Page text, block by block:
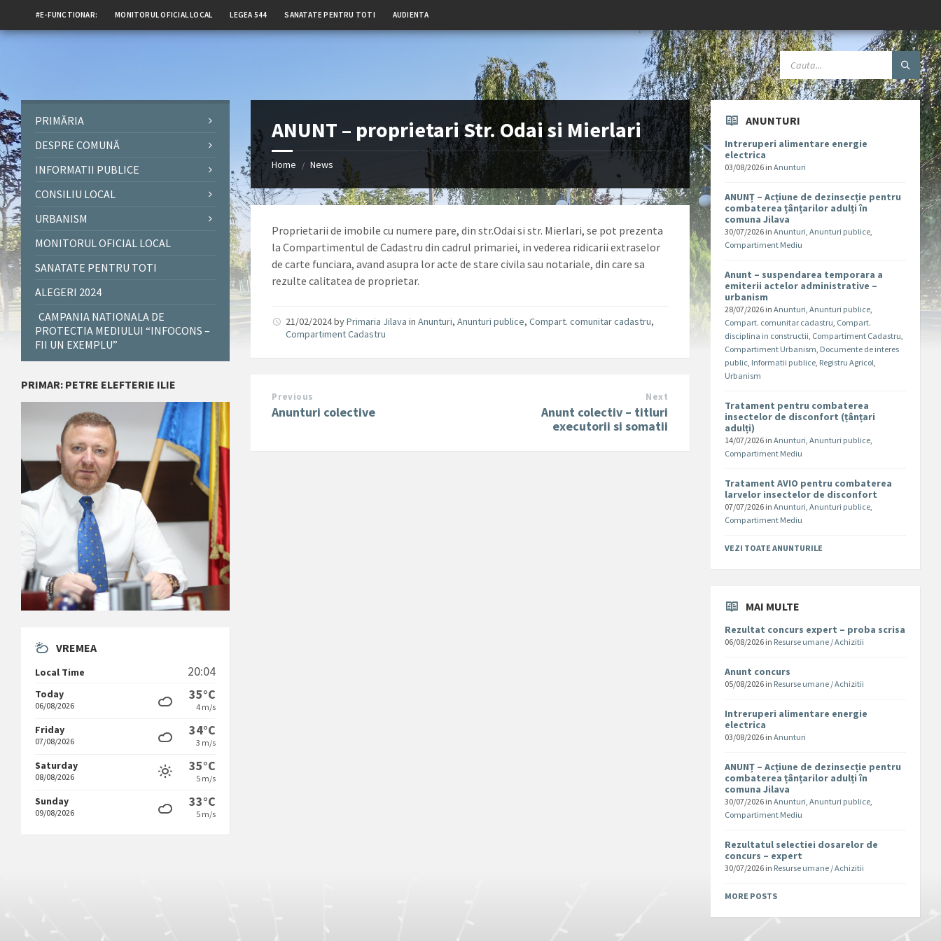
#E-FUNCTIONAR: MONITORUL OFICIAL LOCAL LEGEA 544 SANATATE PENTRU TOTI AUDIENTA
ANUNT – proprietari Str. Odai si Mierlari
Home / News
Proprietarii de imobile cu numere pare, din str.Odai si str. Mierlari, se pot prezenta
la Compartimentul de Cadastru din cadrul primariei, in vederea ridicarii extraselor
de carte funciara, avand asupra lor acte de stare civila sau notariale, din care sa
rezulte calitatea de proprietar.
21/02/2024byPrimaria Jilava inAnunturi,Anunturi publice,Compart. comunitar cadastru,
Compartiment Cadastru
Previous
Anunturi colective
Next
Anunt colectiv – titluri
executorii si somatii
PRIMĂRIA
DESPRE COMUNĂ
INFORMATII PUBLICE
CONSILIU LOCAL
URBANISM
MONITORUL OFICIAL LOCAL
SANATATE PENTRU TOTI
ALEGERI 2024
CAMPANIA NATIONALA DE
PROTECTIA MEDIULUI “INFOCONS –
FII UN EXEMPLU”
PRIMAR: PETRE ELEFTERIE ILIE
VREMEA
Local Time 20:04
Today
06/08/2026
35°C
4 m/s
Friday
07/08/2026
34°C
3 m/s
Saturday
08/08/2026
35°C
5 m/s
Sunday
09/08/2026
33°C
5 m/s
ANUNTURI
Intreruperi alimentare energie
electrica
03/08/2026 inAnunturi
ANUNȚ – Acțiune de dezinsecție pentru
combaterea țânțarilor adulți în
comuna Jilava
30/07/2026 inAnunturi,Anunturi publice,
Compartiment Mediu
Anunt – suspendarea temporara a
emiterii actelor administrative –
urbanism
28/07/2026 inAnunturi,Anunturi publice,
Compart. comunitar cadastru, Compart.
disciplina in constructii, Compartiment Cadastru,
Compartiment Urbanism, Documente de interes
public, Informatii publice, Registru Agricol,
Urbanism
Tratament pentru combaterea
insectelor de disconfort (țânțari
adulți)
14/07/2026 inAnunturi,Anunturi publice,
Compartiment Mediu
Tratament AVIO pentru combaterea
larvelor insectelor de disconfort
07/07/2026 inAnunturi,Anunturi publice,
Compartiment Mediu
VEZI TOATE ANUNTURILE
MAI MULTE
Rezultat concurs expert – proba scrisa
06/08/2026 in Resurse umane / Achizitii
Anunt concurs
05/08/2026 in Resurse umane / Achizitii
Intreruperi alimentare energie
electrica
03/08/2026 inAnunturi
ANUNȚ – Acțiune de dezinsecție pentru
combaterea țânțarilor adulți în
comuna Jilava
30/07/2026 inAnunturi,Anunturi publice,
Compartiment Mediu
Rezultatul selectiei dosarelor de
concurs – expert
30/07/2026 in Resurse umane / Achizitii
MORE POSTS